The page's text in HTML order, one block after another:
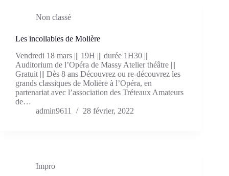
Non classé
Les incollables de Molière
Vendredi 18 mars ||| 19H ||| durée 1H30 |||
Auditorium de l’Opéra de Massy Atelier théâtre |||
Gratuit ||| Dès 8 ans ­Découvrez ou re-découvrez les
grands classiques de Molière à l’Opéra, en
partenariat avec l’association des Tréteaux Amateurs
de…
admin9611
28 février, 2022
Impro